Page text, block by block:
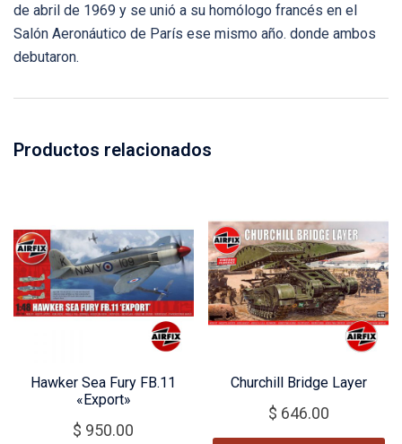
de abril de 1969 y se unió a su homólogo francés en el
Salón Aeronáutico de París ese mismo año. donde ambos
debutaron.
Productos relacionados
Hawker Sea Fury FB.11
«Export»
$ 950.00
Churchill Bridge Layer
$ 646.00